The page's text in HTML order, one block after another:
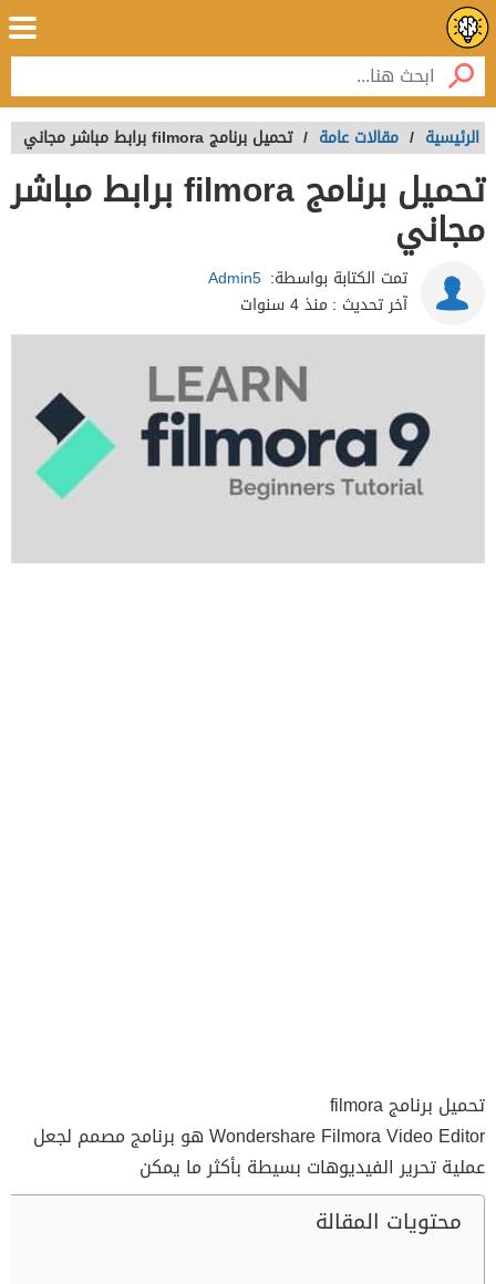
الرئيسية / مقالات عامة / تحميل برنامج filmora برابط مباشر مجاني
تحميل برنامج filmora برابط مباشر
مجاني
تمت الكتابة بواسطة: Admin5
آخر تحديث : منذ 4 سنوات
تحميل برنامج filmora
Wondershare Filmora Video Editor هو برنامج مصمم لجعل
عملية تحرير الفيديوهات بسيطة بأكثر ما يمكن
محتويات المقالة